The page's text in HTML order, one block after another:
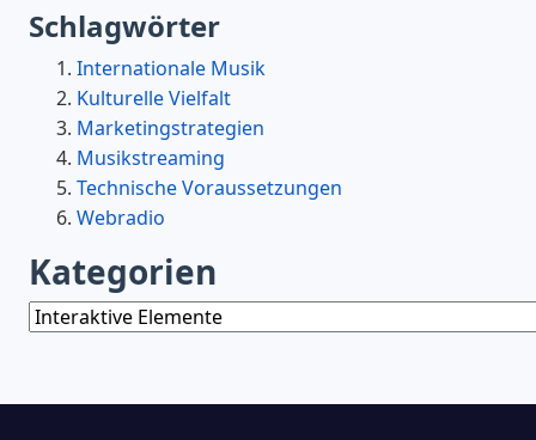
Schlagwörter
Internationale Musik
Kulturelle Vielfalt
Marketingstrategien
Musikstreaming
Technische Voraussetzungen
Webradio
Kategorien
Kategorien